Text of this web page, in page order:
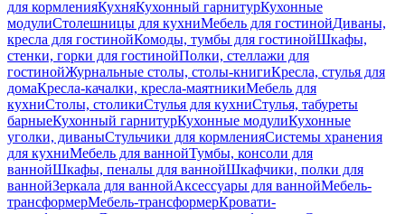
для кормленияКухняКухонный гарнитурКухонные
модулиСтолешницы для кухниМебель для гостинойДиваны,
кресла для гостинойКомоды, тумбы для гостинойШкафы,
стенки, горки для гостинойПолки, стеллажи для
гостинойЖурнальные столы, столы-книгиКресла, стулья для
домаКресла-качалки, кресла-маятникиМебель для
кухниСтолы, столикиСтулья для кухниСтулья, табуреты
барныеКухонный гарнитурКухонные модулиКухонные
уголки, диваныСтульчики для кормленияСистемы хранения
для кухниМебель для ваннойТумбы, консоли для
ваннойШкафы, пеналы для ваннойШкафчики, полки для
ваннойЗеркала для ваннойАксессуары для ваннойМебель-
трансформерМебель-трансформерКровати-